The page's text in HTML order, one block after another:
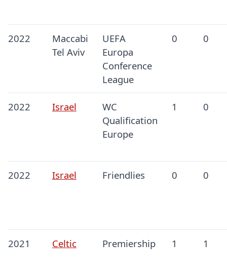
2022
Maccabi
Tel Aviv
UEFA
Europa
Conference
League
0 0
2022 Israel
WC
Qualification
Europe
1 0
2022 Israel Friendlies 0 0
2021 Celtic Premiership 1 1